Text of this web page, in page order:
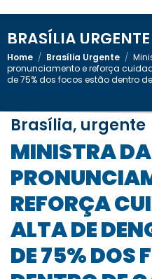
BRASÍLIA URGENTE
Home / Brasília Urgente /
pronunciamento e reforça
de 75% dos focos estão dentro
Brasília, urgente
MINISTRA DA SAÚDE FAZ
REFORÇA
ALTA DE
DE 75% DOS